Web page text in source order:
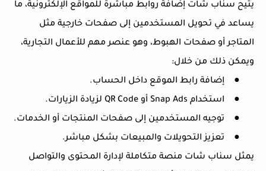
يتيح سناب شات إضافة روابط مباشرة للمواقع الإلكترونية، ما
يساعد في تحويل المستخدمين إلى صفحات خارجية مثل
المتاجر أو صفحات الهبوط، وهو عنصر مهم للأعمال التجارية،
ويمكن ذلك من خلال:
●
إضافة رابط الموقع داخل الحساب.
●
استخدام Snap Ads أو QR Code لزيادة الزيارات.
●
توجيه المستخدمين إلى صفحات المنتجات أو الخدمات.
●
تعزيز التحويلات والمبيعات بشكل مباشر.
يمثل سناب شات منصة متكاملة لإدارة المحتوى والتواصل